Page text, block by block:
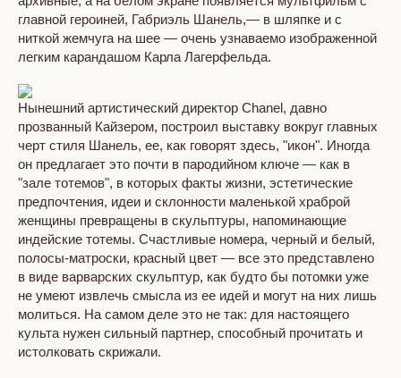
главной героиней, Габриэль Шанель,— в шляпке и с
ниткой жемчуга на шее — очень узнаваемо изображенной
легким карандашом Карла Лагерфельда.
Нынешний артистический директор Chanel, давно
прозванный Кайзером, построил выставку вокруг главных
черт стиля Шанель, ее, как говорят здесь, "икон". Иногда
он предлагает это почти в пародийном ключе — как в
"зале тотемов", в которых факты жизни, эстетические
предпочтения, идеи и склонности маленькой храброй
женщины превращены в скульптуры, напоминающие
индейские тотемы. Счастливые номера, черный и белый,
полосы-матроски, красный цвет — все это представлено
в виде варварских скульптур, как будто бы потомки уже
не умеют извлечь смысла из ее идей и могут на них лишь
молиться. На самом деле это не так: для настоящего
культа нужен сильный партнер, способный прочитать и
истолковать скрижали.